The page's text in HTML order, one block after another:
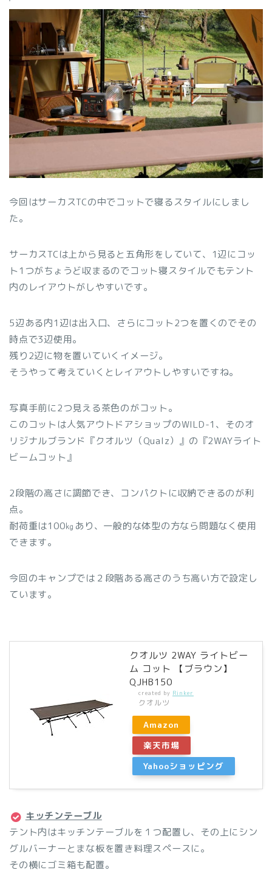
今回はサーカスTCの中でコットで寝るスタイルにしまし
た。
サーカスTCは上から見ると五角形をしていて、1辺にコッ
ト1つがちょうど収まるのでコット寝スタイルでもテント
内のレイアウトがしやすいです。
5辺ある内1辺は出入口、さらにコット2つを置くのでその
時点で3辺使用。
残り2辺に物を置いていくイメージ。
そうやって考えていくとレイアウトしやすいですね。
写真手前に2つ見える茶色のがコット。
このコットは人気アウトドアショップのWILD-1、そのオ
リジナルブランド『クオルツ（Qualz）』の『2WAYライト
ビームコット』
2段階の高さに調節でき、コンパクトに収納できるのが利
点。
耐荷重は100㎏あり、一般的な体型の方なら問題なく使用
できます。
今回のキャンプでは２段階ある高さのうち高い方で設定し
ています。
クオルツ 2WAY ライトビー
ム コット 【ブラウン】
QJHB150
created by Rinker
クオルツ
Amazon
楽天市場
Yahooショッピング
キッチンテーブル
テント内はキッチンテーブルを１つ配置し、その上にシン
グルバーナーとまな板を置き料理スペースに。
その横にゴミ箱も配置。